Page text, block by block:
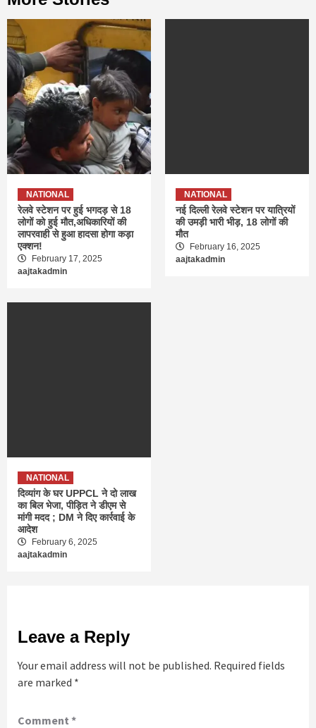
NATIONAL
रेलवे स्टेशन पर हुई भगदड़ से 18
लोगों को हुई मौत,अधिकारियों की
लापरवाही से हुआ हादसा होगा कड़ा
एक्शन!
February 17, 2025
aajtakadmin
NATIONAL
नई दिल्ली रेलवे स्टेशन पर यात्रियों
की उमड़ी भारी भीड़, 18 लोगों की
मौत
February 16, 2025
aajtakadmin
NATIONAL
दिव्यांग के घर UPPCL ने दो लाख
का बिल भेजा, पीड़ित ने डीएम से
मांगी मदद ; DM ने दिए कार्रवाई के
आदेश
February 6, 2025
aajtakadmin
Leave a Reply
Your email address will not be published. Required fields
are marked *
Comment *